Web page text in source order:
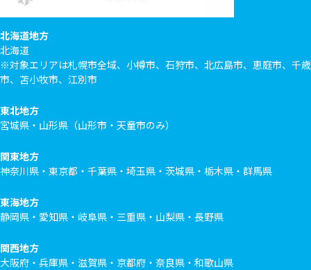
北海道地方
北海道
※対象エリアは札幌市全域、小樽市、石狩市、北広島市、恵庭市、千歳
市、苫小牧市、江別市
東北地方
宮城県・山形県（山形市・天童市のみ）
関東地方
神奈川県・東京都・千葉県・埼玉県・茨城県・栃木県・群馬県
東海地方
静岡県・愛知県・岐阜県・三重県・山梨県・長野県
関西地方
大阪府・兵庫県・滋賀県・京都府・奈良県・和歌山県